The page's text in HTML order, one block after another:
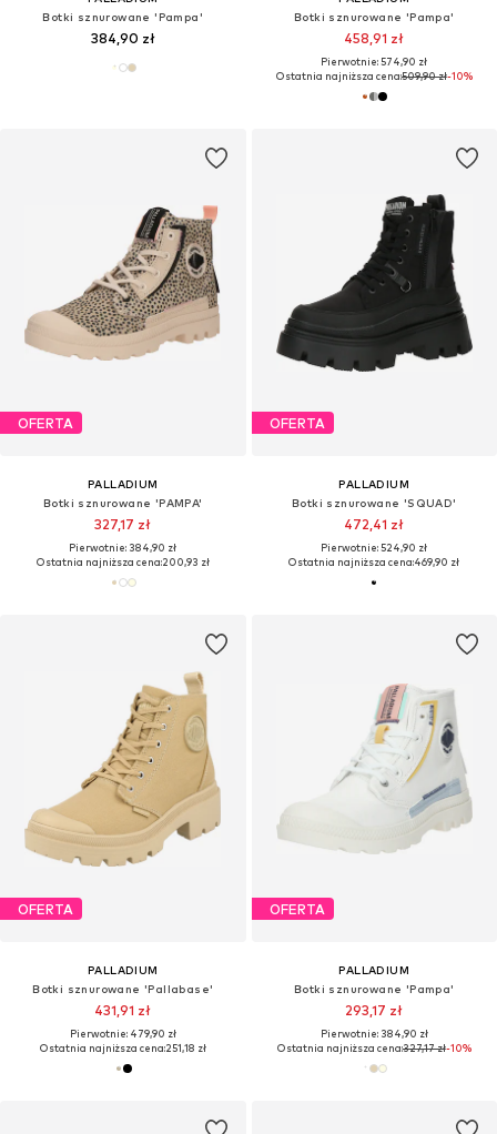
Botki sznurowane 'Pampa'
384,90 zł
Botki sznurowane 'Pampa'
458,91 zł
Pierwotnie: 574,90 zł
Ostatnia najniższa cena:509,90 zł-10%
OFERTA
PALLADIUM
Botki sznurowane 'PAMPA'
327,17 zł
Pierwotnie: 384,90 zł
Ostatnia najniższa cena:200,93 zł
OFERTA
PALLADIUM
Botki sznurowane 'SQUAD'
472,41 zł
Pierwotnie: 524,90 zł
Ostatnia najniższa cena:469,90 zł
OFERTA
PALLADIUM
Botki sznurowane 'Pallabase'
431,91 zł
Pierwotnie: 479,90 zł
Ostatnia najniższa cena:251,18 zł
OFERTA
PALLADIUM
Botki sznurowane 'Pampa'
293,17 zł
Pierwotnie: 384,90 zł
Ostatnia najniższa cena:327,17 zł-10%